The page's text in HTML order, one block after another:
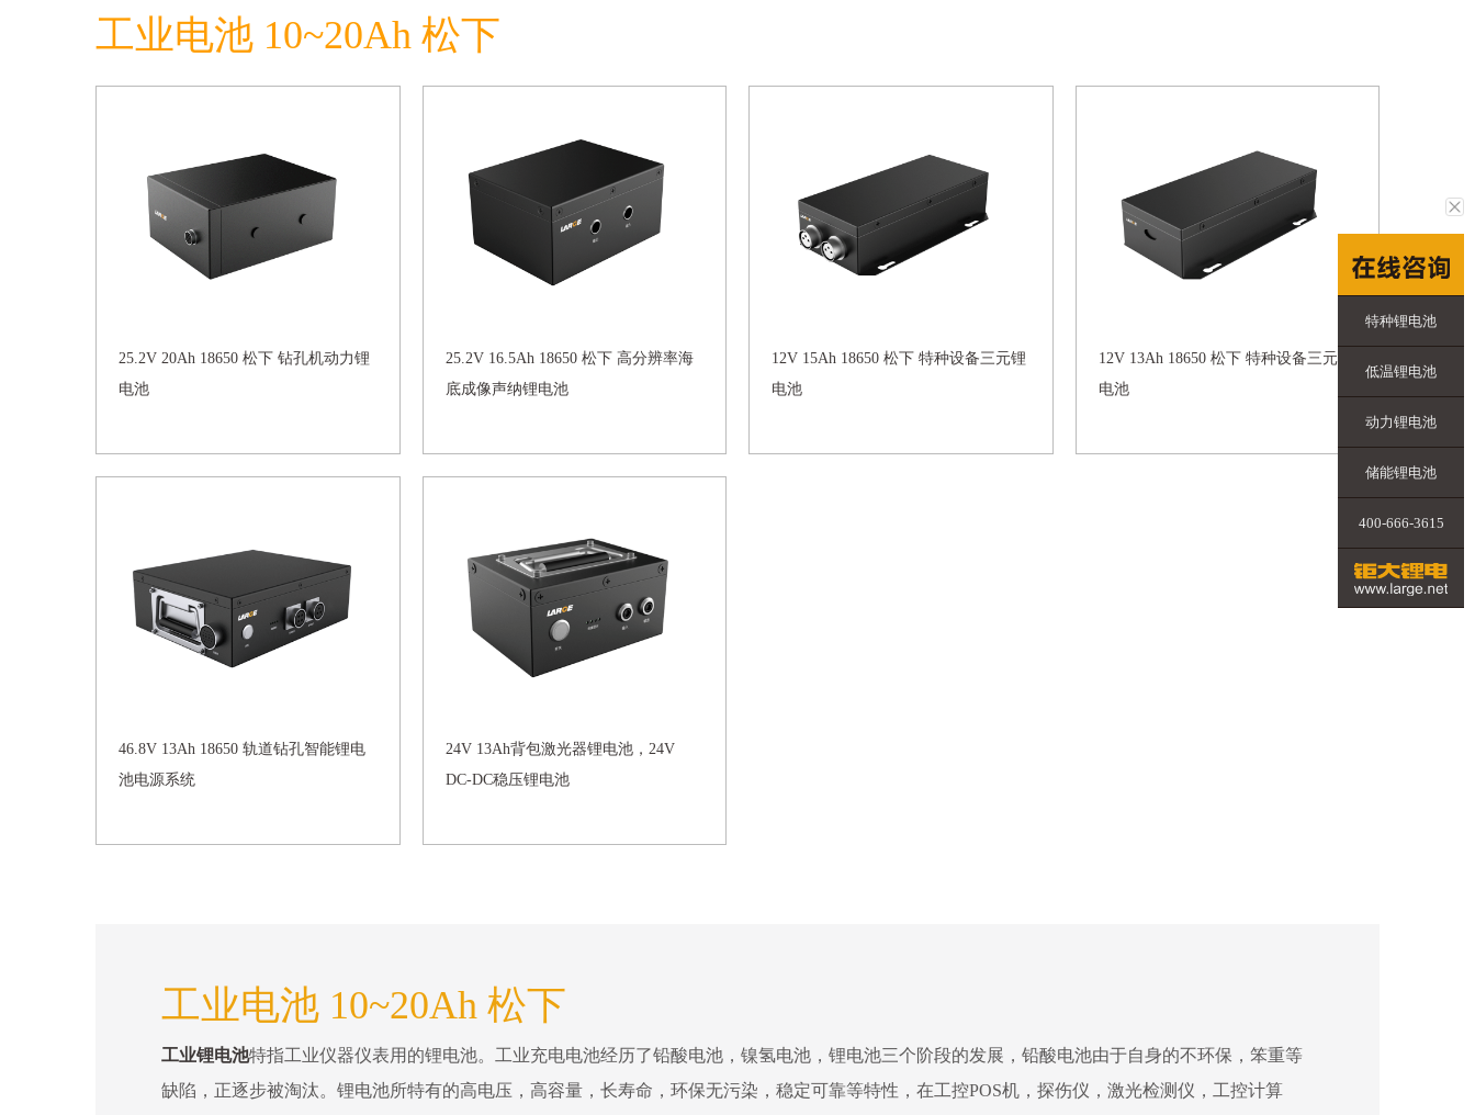
工业电池 10~20Ah 松下
25.2V 20Ah 18650 松下 钻孔机动力锂
电池
25.2V 16.5Ah 18650 松下 高分辨率海
底成像声纳锂电池
12V 15Ah 18650 松下 特种设备三元锂
电池
12V 13Ah 18650 松下 特种设备三元锂
电池
46.8V 13Ah 18650 轨道钻孔智能锂电
池电源系统
24V 13Ah背包激光器锂电池，24V
DC-DC稳压锂电池
工业电池 10~20Ah 松下
工业锂电池特指工业仪器仪表用的锂电池。工业充电电池经历了铅酸电池，镍氢电池，锂电池三个阶段的发展，铅酸电池由于自身的不环保，笨重等
缺陷，正逐步被淘汰。锂电池所特有的高电压，高容量，长寿命，环保无污染，稳定可靠等特性，在工控POS机，探伤仪，激光检测仪，工控计算
特种锂电池
低温锂电池
动力锂电池
储能锂电池
400-666-3615